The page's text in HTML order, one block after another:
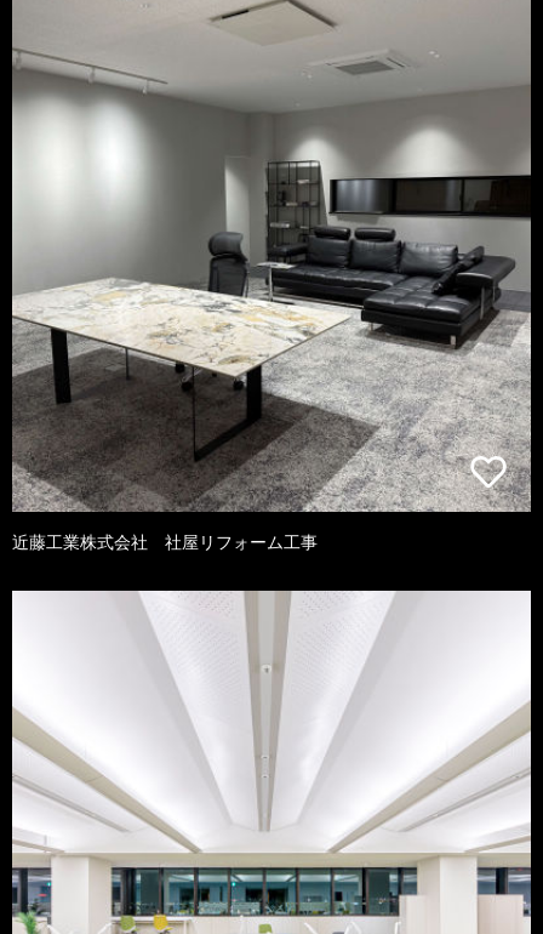
近藤工業株式会社 社屋リフォーム工事